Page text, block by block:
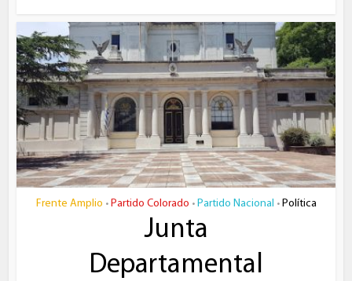
Frente Amplio • Partido Colorado • Partido Nacional • Política
Junta
Departamental